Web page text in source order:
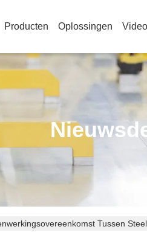
Producten Oplossingen Video
Tussen